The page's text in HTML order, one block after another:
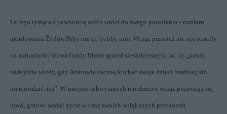
I z tego tysiąca z pewnością wielu wróci do swego powołania - zamiaru
mordowania Żydów. Niby nie ci, byliby inni. Wciąż przecież nic nie straciły
na aktualności słowa Goldy Meier sprzed sześćdziesięciu lat, że „pokój
nadejdzie wtedy, gdy Arabowie zaczną kochać swoje dzieci bardziej niż
nienawidzić nas”. W miejsce schwytanych morderców wciąż pojawiają się
nowi, gotowi oddać życie w imię swoich obłąkanych przekonań.